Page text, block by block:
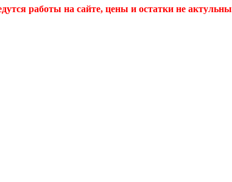
работы на сайте, цены и остатки не актульны